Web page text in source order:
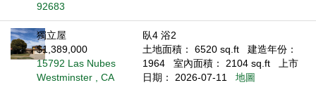
92683
獨立屋
$1,389,000
15792 Las Nubes
Westminster , CA
臥4 浴2
土地面積： 6520 sq.ft
建造年份：
1964
室內面積： 2104 sq.ft
上市
日期： 2026-07-11
地圖